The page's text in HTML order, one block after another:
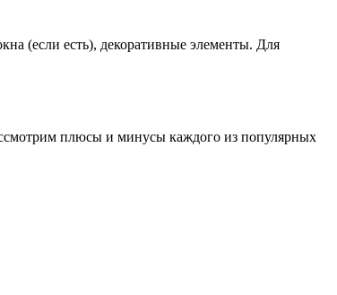
(если есть), декоративные элементы. Для
плюсы и минусы каждого из популярных